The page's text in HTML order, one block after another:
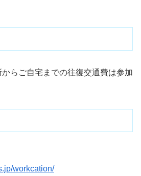
らご自宅までの往復交通費は参加
workcation/